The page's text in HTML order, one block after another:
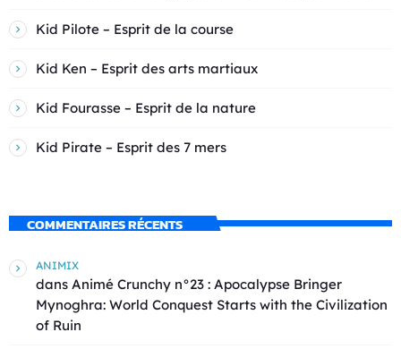
Kid Pilote – Esprit de la course
Kid Ken – Esprit des arts martiaux
Kid Fourasse – Esprit de la nature
Kid Pirate – Esprit des 7 mers
COMMENTAIRES RÉCENTS
ANIMIX
dans Animé Crunchy n°23 : Apocalypse Bringer
Mynoghra: World Conquest Starts with the Civilization
of Ruin